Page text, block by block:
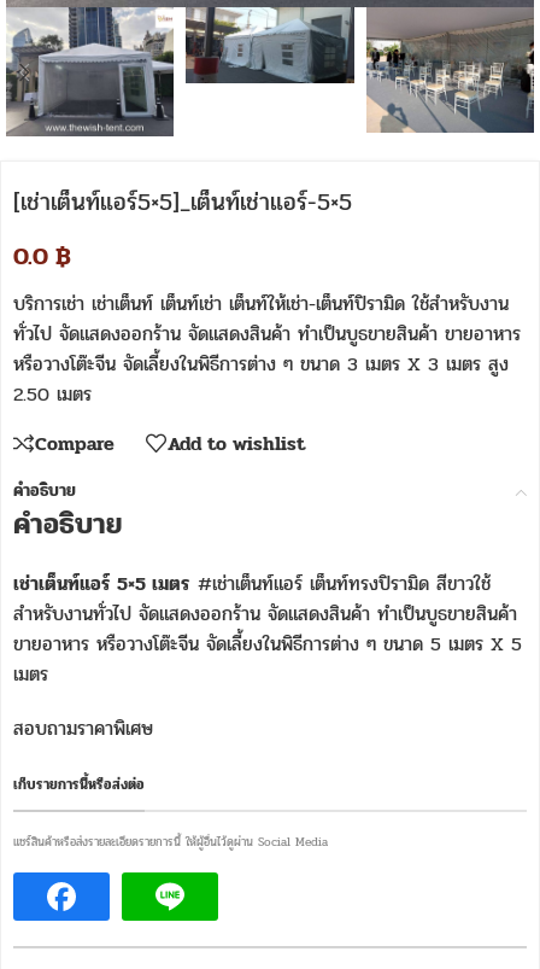
[เช่าเต็นท์แอร์5×5]_เต็นท์เช่าแอร์-5×5
0.0฿
บริการเช่า เช่าเต็นท์ เต็นท์เช่า เต็นท์ให้เช่า-เต็นท์ปิรามิด ใช้สำหรับงาน
ทั่วไป จัดแสดงออกร้าน จัดแสดงสินค้า ทำเป็นบูธขายสินค้า ขายอาหาร
หรือวางโต๊ะจีน จัดเลี้ยงในพิธีการต่าง ๆ ขนาด 3 เมตร X 3 เมตร สูง
2.50 เมตร
Compare
Add to wishlist
คำอธิบาย
คำอธิบาย
เช่าเต็นท์แอร์ 5×5 เมตร #เช่าเต็นท์แอร์ เต็นท์ทรงปิรามิด สีขาวใช้
สำหรับงานทั่วไป จัดแสดงออกร้าน จัดแสดงสินค้า ทำเป็นบูธขายสินค้า
ขายอาหาร หรือวางโต๊ะจีน จัดเลี้ยงในพิธีการต่าง ๆ ขนาด 5 เมตร X 5
เมตร
สอบถามราคาพิเศษ
เก็บรายการนี้หรือส่งต่อ
แชร์สินค้าหรือส่งรายละเอียดรายการนี้ ให้ผู้อื่นไว้ดูผ่าน Social Media